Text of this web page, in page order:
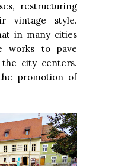
restructuring
vintage style.
in many cities
works to pave
city centers.
promotion of